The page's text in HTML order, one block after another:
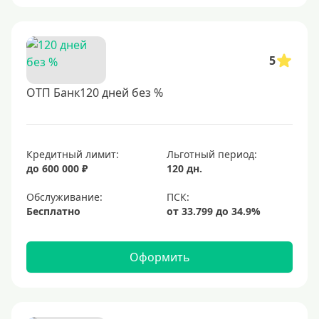
5
ОТП Банк120 дней без %
Кредитный лимит:
до 600 000 ₽
Льготный период:
120 дн.
Обслуживание:
Бесплатно
Оформить